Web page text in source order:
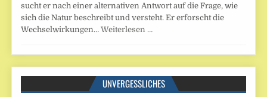
sucht er nach einer alternativen Antwort auf die Frage, wie
sich die Natur beschreibt und versteht. Er erforscht die
Wechselwirkungen…Weiterlesen …
UNVERGESSLICHES